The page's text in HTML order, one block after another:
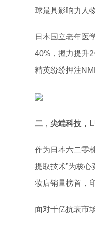
球最具影响力人
日本国立老年医
40%，握力提升
精英纷纷押注
二， 尖端科技，
作为日本六二零
提取技术”为核
妆店销量榜首，
面对千亿抗衰市